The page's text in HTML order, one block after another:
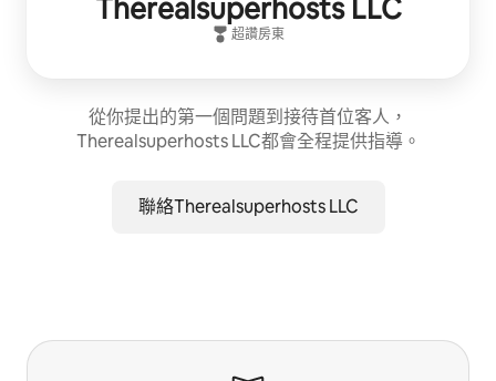
Therealsuperhosts LLC
超讚房東
從你提出的第一個問題到接待首位客人，
Therealsuperhosts LLC都會全程提供指導。
聯絡Therealsuperhosts LLC